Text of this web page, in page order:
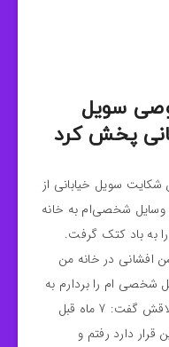
سویل
پخش کرد
سویل خیابانی از
شخصی‌ام به خانه
به باد کتک گرفت.
افشانی در خانه من
شخصی‌ ام را بردارم به
من حمله کردند. ایشان در خصوص طلاقش گفت: 7 ماه قبل
دارد رفتم و